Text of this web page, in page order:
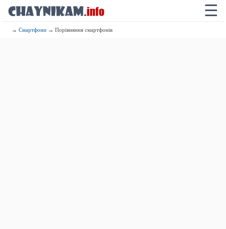
☰
→Смартфони → Порівняння смартфонів